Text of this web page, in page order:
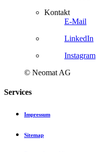
Kontakt
E-Mail
LinkedIn
Instagram
© Neomat AG
Services
Impressum
Sitemap